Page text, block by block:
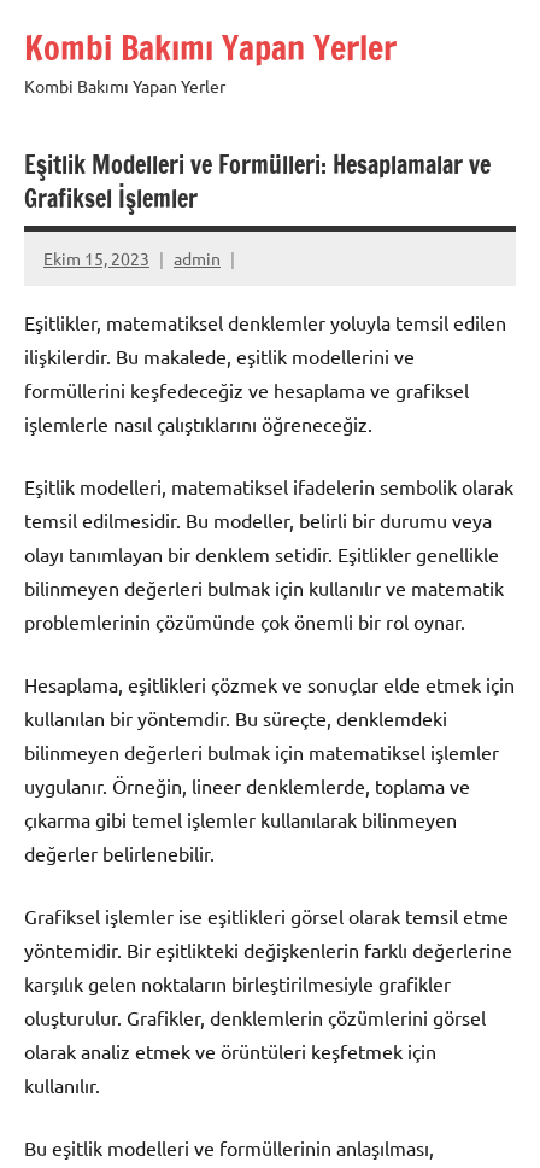
Kombi Bakımı Yapan Yerler
Kombi Bakımı Yapan Yerler
Eşitlik Modelleri ve Formülleri: Hesaplamalar ve
Grafiksel İşlemler
Ekim 15, 2023 admin
Eşitlikler, matematiksel denklemler yoluyla temsil edilen
ilişkilerdir. Bu makalede, eşitlik modellerini ve
formüllerini keşfedeceğiz ve hesaplama ve grafiksel
işlemlerle nasıl çalıştıklarını öğreneceğiz.
Eşitlik modelleri, matematiksel ifadelerin sembolik olarak
temsil edilmesidir. Bu modeller, belirli bir durumu veya
olayı tanımlayan bir denklem setidir. Eşitlikler genellikle
bilinmeyen değerleri bulmak için kullanılır ve matematik
problemlerinin çözümünde çok önemli bir rol oynar.
Hesaplama, eşitlikleri çözmek ve sonuçlar elde etmek için
kullanılan bir yöntemdir. Bu süreçte, denklemdeki
bilinmeyen değerleri bulmak için matematiksel işlemler
uygulanır. Örneğin, lineer denklemlerde, toplama ve
çıkarma gibi temel işlemler kullanılarak bilinmeyen
değerler belirlenebilir.
Grafiksel işlemler ise eşitlikleri görsel olarak temsil etme
yöntemidir. Bir eşitlikteki değişkenlerin farklı değerlerine
karşılık gelen noktaların birleştirilmesiyle grafikler
oluşturulur. Grafikler, denklemlerin çözümlerini görsel
olarak analiz etmek ve örüntüleri keşfetmek için
kullanılır.
Bu eşitlik modelleri ve formüllerinin anlaşılması,